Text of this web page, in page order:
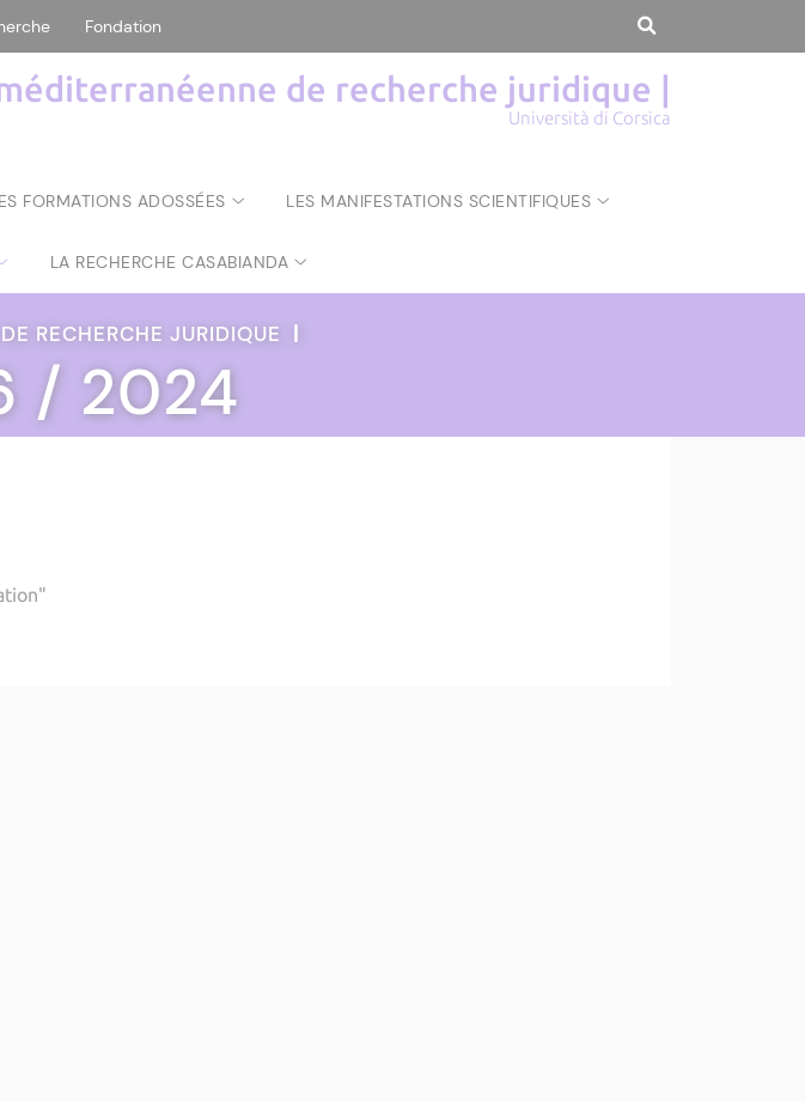
Fondation
de recherche juridique |
Università di Corsica
FORMATIONS ADOSSÉES LES MANIFESTATIONS SCIENTIFIQUES
LA RECHERCHE CASABIANDA
RECHERCHE JURIDIQUE
/ 2024